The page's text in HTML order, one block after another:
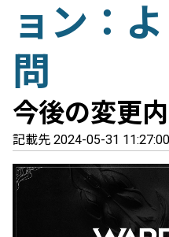
ョン：
問
今後の変更
記載先 2024-05-31 11:27:00